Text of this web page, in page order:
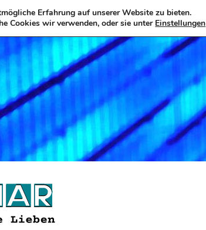
Erfahrung auf unserer Website zu bieten.
Cookies wir verwenden, oder sie unter Einstellungen